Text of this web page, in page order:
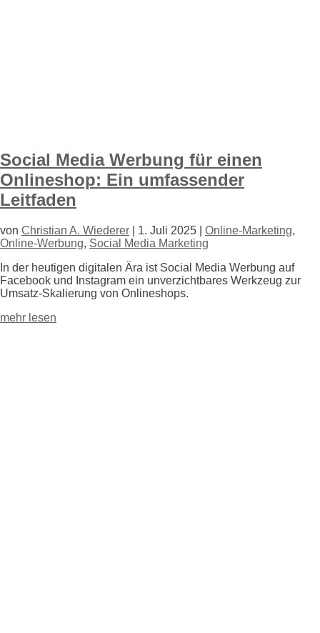
Social Media Werbung für einen
Onlineshop: Ein umfassender
Leitfaden
von Christian A. Wiederer 1. Juli 2025 Online-Marketing,
Online-Werbung, Social Media Marketing
In der heutigen digitalen Ära ist Social Media Werbung auf
Facebook und Instagram ein unverzichtbares Werkzeug zur
Umsatz-Skalierung von Onlineshops.
mehr lesen